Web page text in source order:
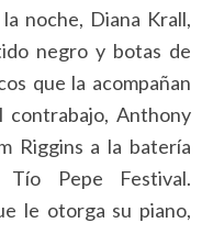
noche, Diana Krall,
negro y botas de
que la acompañan
Anthony
Riggins a la batería
Pepe Festival.
le otorga su piano,